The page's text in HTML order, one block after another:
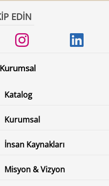
EDİN
Kurumsal
Katalog
Kurumsal
İnsan Kaynakları
Misyon & Vizyon